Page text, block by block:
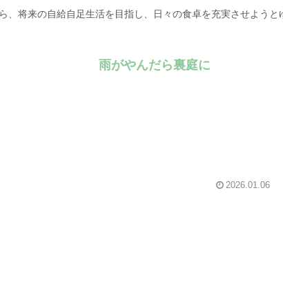
、将来の自給自足生活を目指し、日々の食卓を充実させよう
雨がやんだら裏庭に
2026.01.06